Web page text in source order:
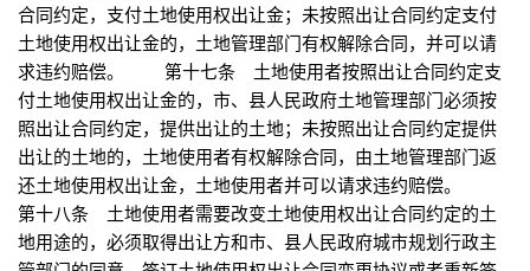
合同约定，支付土地使用权出让金；未按照出让合同约定支付
土地使用权出让金的，土地管理部门有权解除合同，并可以请
求违约赔偿。 第十七条 土地使用者按照出让合同约定支
付土地使用权出让金的，市、县人民政府土地管理部门必须按
照出让合同约定，提供出让的土地；未按照出让合同约定提供
出让的土地的，土地使用者有权解除合同，由土地管理部门返
还土地使用权出让金，土地使用者并可以请求违约赔偿。
第十八条 土地使用者需要改变土地使用权出让合同约定的土
地用途的，必须取得出让方和市、县人民政府城市规划行政主